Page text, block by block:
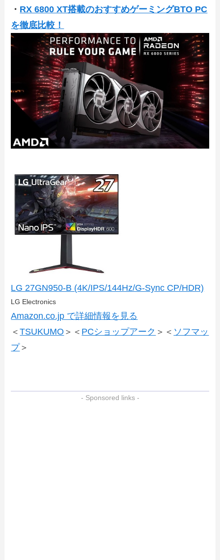
・ RX 6800 XT搭載のおすすめゲーミングBTO PC
を徹底比較！
LG 27GN950-B (4K/IPS/144Hz/G-Sync CP/HDR)
LG Electronics
Amazon.co.jp で詳細情報を見る
＜TSUKUMO ＞＜ PCショップアーク ＞＜ ソフマッ
プ＞
- Sponsored links -